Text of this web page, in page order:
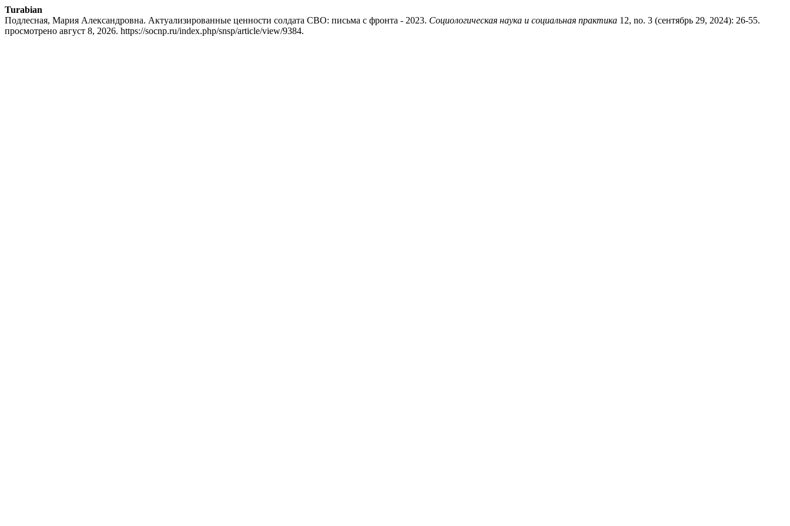
Turabian
Подлесная, Мария Александровна. Актуализированные ценности солдата СВО: письма с фронта - 2023. Социологическая наука и социальная практика 12, no. 3 (сентябрь 29, 2024): 26-55.
просмотрено август 8, 2026. https://socnp.ru/index.php/snsp/article/view/9384.